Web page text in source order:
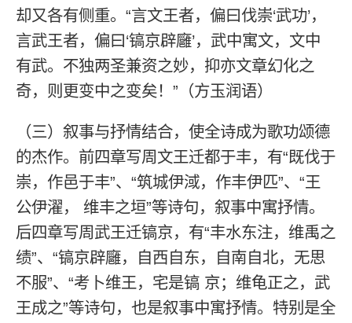
却又各有侧重。“言文王者，偏曰伐崇‘武功’，
言武王者，偏曰‘镐京辟廱’，武中寓文，文中
有武。不独两圣兼资之妙，抑亦文章幻化之
奇，则更变中之变矣！”（方玉润语）
（三）叙事与抒情结合，使全诗成为歌功颂德
的杰作。前四章写周文王迁都于丰，有“既伐于
崇，作邑于丰”、“筑城伊淢，作丰伊匹”、“王
公伊濯， 维丰之垣”等诗句，叙事中寓抒情。
后四章写周武王迁镐京，有“丰水东注，维禹之
绩”、“镐京辟廱，自西自东，自南自北，无思
不服”、“考卜维王，宅是镐 京；维龟正之，武
王成之”等诗句，也是叙事中寓抒情。特别是全